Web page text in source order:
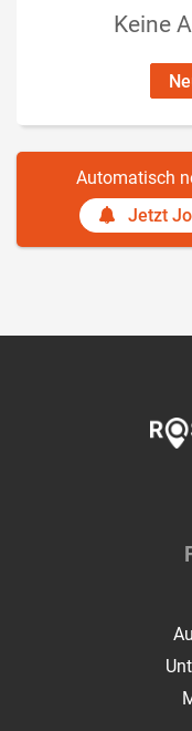
Keine
Automatisch
Jetzt